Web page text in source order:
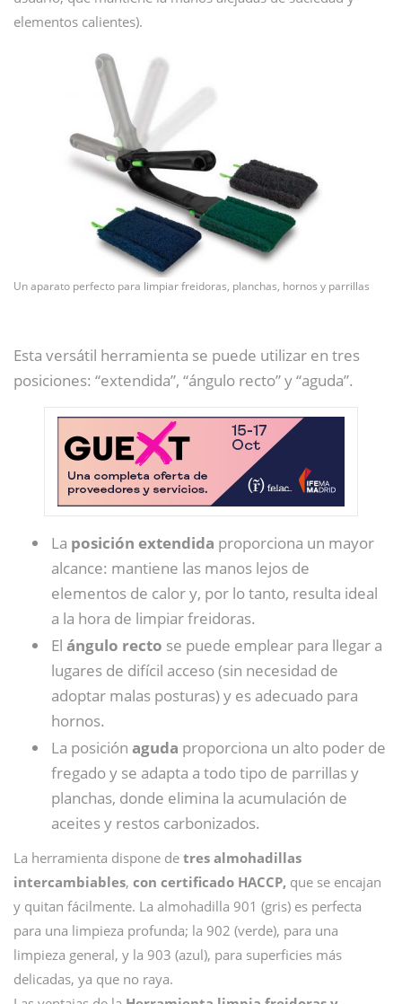
elementos calientes).
Un aparato perfecto para limpiar freidoras, planchas, hornos y parrillas
Esta versátil herramienta se puede utilizar en tres
posiciones: “extendida”, “ángulo recto” y “aguda”.
La posición extendida proporciona un mayor
alcance: mantiene las manos lejos de
elementos de calor y, por lo tanto, resulta ideal
a la hora de limpiar freidoras.
El ángulo recto se puede emplear para llegar a
lugares de difícil acceso (sin necesidad de
adoptar malas posturas) y es adecuado para
hornos.
La posición aguda proporciona un alto poder de
fregado y se adapta a todo tipo de parrillas y
planchas, donde elimina la acumulación de
aceites y restos carbonizados.
La herramienta dispone de tres almohadillas
intercambiables, con certificado HACCP, que se encajan
y quitan fácilmente. La almohadilla 901 (gris) es perfecta
para una limpieza profunda; la 902 (verde), para una
limpieza general, y la 903 (azul), para superficies más
delicadas, ya que no raya.